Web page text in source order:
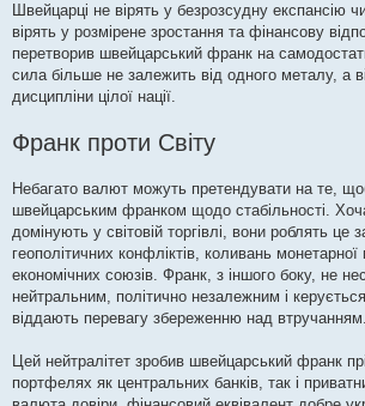
Швейцарці не вірять у безрозсудну експансію
вірять у розмірене зростання та фінансову
перетворив швейцарський франк на
сила більше не залежить від одного металу, а
дисципліни цілої нації.
Франк проти Світу
Небагато валют можуть претендувати на те,
швейцарським франком щодо стабільності.
домінують у світовій торгівлі, вони роблять це
геополітичних конфліктів, коливань монетарної
економічних союзів. Франк, з іншого боку, не
нейтральним, політично незалежним і
віддають перевагу збереженню над втручанням.
Цей нейтралітет зробив швейцарський франк
портфелях як центральних банків, так і